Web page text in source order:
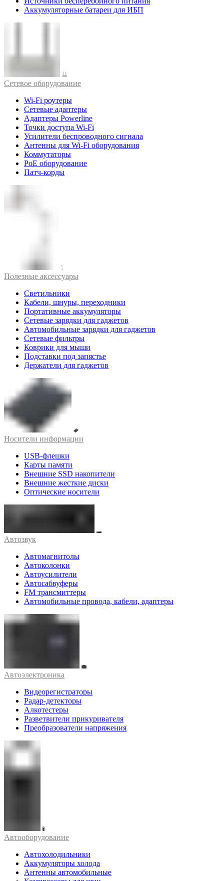
Аккумуляторные батареи для ИБП
Cетевое оборудование
Wi-Fi роутеры
Сетевые адаптеры
Адаптеры Powerline
Точки доступа Wi-Fi
Усилители беспроводного сигнала
Антенны для Wi-Fi оборудования
Коммутаторы
PoE оборудование
Патч-корды
Полезные аксессуары
Светильники
Кабели, шнуры, переходники
Портативные аккумуляторы
Сетевые зарядки для гаджетов
Автомобильные зарядки для гаджетов
Сетевые фильтры
Коврики для мыши
Подставки под запястье
Держатели для гаджетов
Носители информации
USB-флешки
Карты памяти
Внешние SSD накопители
Внешние жесткие диски
Оптические носители
Автозвук
Автомагнитолы
Автоколонки
Автоусилители
Автосабвуферы
FM трансмиттеры
Автомобильные провода, кабели, адаптеры
Автоэлектроника
Видеорегистраторы
Радар-детекторы
Алкотестеры
Разветвители прикуривателя
Преобразователи напряжения
Автооборудование
Автохолодильники
Аккумуляторы холода
Антенны автомобильные